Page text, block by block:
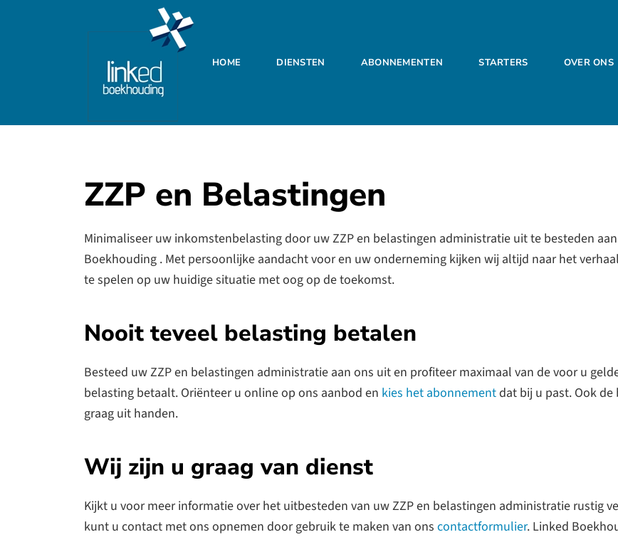
Skip to main content
HOME DIENSTEN ABONNEMENTEN STARTERS OVER ONS
ZZP en Belastingen
Minimaliseer uw inkomstenbelasting door uw ZZP en belastingen administratie uit te besteden
Boekhouding . Met persoonlijke aandacht voor en uw onderneming kijken wij altijd naar het
te spelen op uw huidige situatie met oog op de toekomst.
Nooit teveel belasting betalen
Besteed uw ZZP en belastingen administratie aan ons uit en profiteer maximaal van de voor u
belasting betaalt. Oriënteer u online op ons aanbod en kies het abonnementdat bij u past. Ook
graag uit handen.
Wij zijn u graag van dienst
Kijkt u voor meer informatie over het uitbesteden van uw ZZP en belastingen administratie rustig
kunt u contact met ons opnemen door gebruik te maken van ons contactformulier. Linked